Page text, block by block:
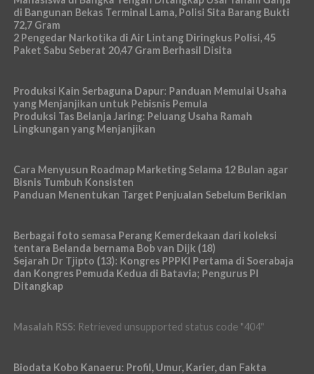
di Bangunan Bekas Terminal Lama, Polisi Sita Barang Bukti
72,7 Gram
2 Pengedar Narkotika di Air Lintang Diringkus Polisi, 45
Paket Sabu Seberat 20,47 Gram Berhasil Disita
Produksi Kain Serbaguna Dapur: Panduan Memulai Usaha
yang Menjanjikan untuk Pebisnis Pemula
Produksi Tas Belanja Jaring: Peluang Usaha Ramah
Lingkungan yang Menjanjikan
Cara Menyusun Roadmap Marketing Selama 12 Bulan agar
Bisnis Tumbuh Konsisten
Panduan Menentukan Target Penjualan Sebelum Beriklan
Berbagai foto semasa Perang Kemerdekaan dari koleksi
tentara Belanda bernama Bob van Dijk (18)
Sejarah Dr Tjipto (13): Kongres PPPKI Pertama di Soerabaja
dan Kongres Pemuda Kedua di Batavia; Pengurus PI
Ditangkap
Masalah RSS: Retrieved unsupported status code "404"
Biodata Kobo Kanaeru: Profil, Umur, Karier, dan Fakta